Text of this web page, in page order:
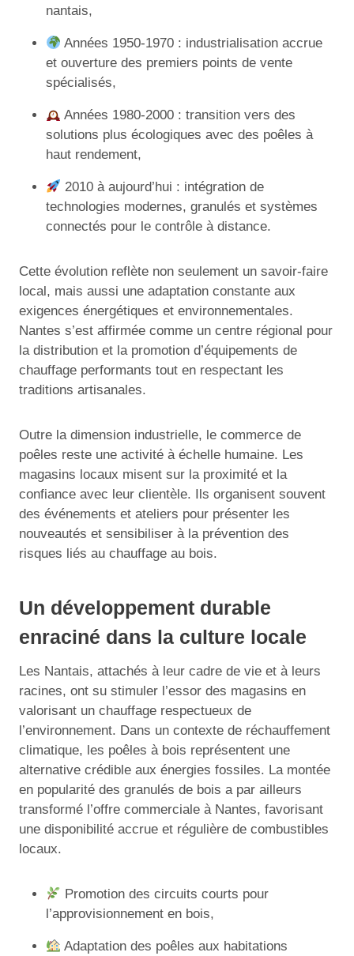
nantais,
Années 1950-1970 : industrialisation accrue
et ouverture des premiers points de vente
spécialisés,
Années 1980-2000 : transition vers des
solutions plus écologiques avec des poêles à
haut rendement,
2010 à aujourd’hui : intégration de
technologies modernes, granulés et systèmes
connectés pour le contrôle à distance.
Cette évolution reflète non seulement un savoir-faire
local, mais aussi une adaptation constante aux
exigences énergétiques et environnementales.
Nantes s’est affirmée comme un centre régional pour
la distribution et la promotion d’équipements de
chauffage performants tout en respectant les
traditions artisanales.
Outre la dimension industrielle, le commerce de
poêles reste une activité à échelle humaine. Les
magasins locaux misent sur la proximité et la
confiance avec leur clientèle. Ils organisent souvent
des événements et ateliers pour présenter les
nouveautés et sensibiliser à la prévention des
risques liés au chauffage au bois.
Un développement durable
enraciné dans la culture locale
Les Nantais, attachés à leur cadre de vie et à leurs
racines, ont su stimuler l’essor des magasins en
valorisant un chauffage respectueux de
l’environnement. Dans un contexte de réchauffement
climatique, les poêles à bois représentent une
alternative crédible aux énergies fossiles. La montée
en popularité des granulés de bois a par ailleurs
transformé l’offre commerciale à Nantes, favorisant
une disponibilité accrue et régulière de combustibles
locaux.
Promotion des circuits courts pour
l’approvisionnement en bois,
Adaptation des poêles aux habitations